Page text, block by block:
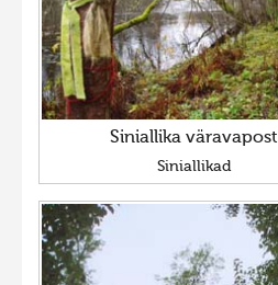
Siniallika väravapost
Siniallikad